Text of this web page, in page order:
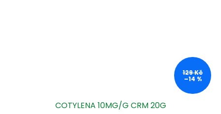
129 Kč
–14 %
COTYLENA 10MG/G CRM 20G